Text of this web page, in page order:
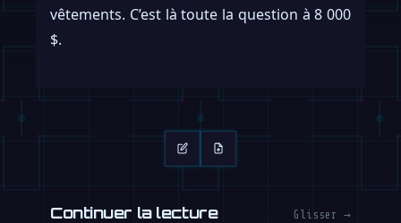
vêtements. C’est là toute la question à 8 000
$.
Continuer la lecture Glisser →